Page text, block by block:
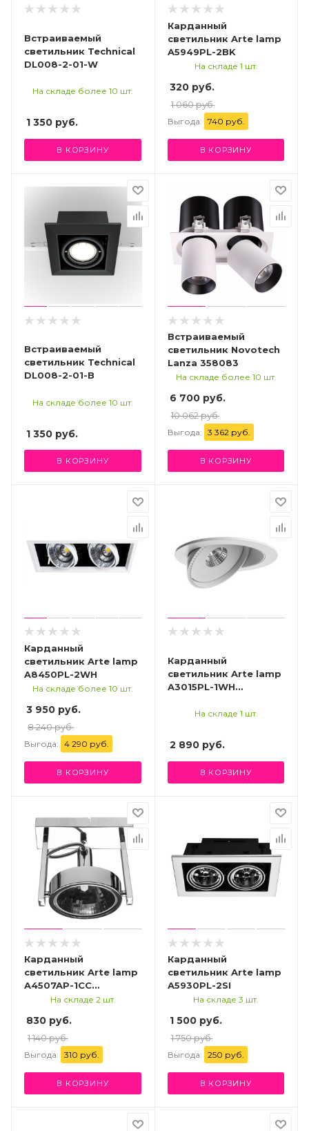
Встраиваемый
светильник Technical
DL008-2-01-W
На складе более 10 шт.
1 350 руб.
В КОРЗИНУ
Карданный
светильник Arte lamp
A5949PL-2BK
На складе 1 шт.
320 руб.
1 060 руб.
Выгода: 740 руб.
В КОРЗИНУ
Встраиваемый
светильник Technical
DL008-2-01-B
На складе более 10 шт.
1 350 руб.
В КОРЗИНУ
Встраиваемый
светильник Novotech
Lanza 358083
На складе более 10 шт.
6 700 руб.
10 062 руб.
Выгода: 3 362 руб.
В КОРЗИНУ
Карданный
светильник Arte lamp
A8450PL-2WH
На складе более 10 шт.
3 950 руб.
8 240 руб.
Выгода: 4 290 руб.
В КОРЗИНУ
Карданный
светильник Arte lamp
A3015PL-1WH
ПОТОЛОЧНЫЙ
На складе 1 шт.
2 890руб.
В КОРЗИНУ
Карданный
светильник Arte lamp
A4507AP-1CC
СВЕТИЛЬНИК
На складе 2 шт.
830 руб.
1 140 руб.
Выгода: 310 руб.
В КОРЗИНУ
Карданный
светильник Arte lamp
A5930PL-2SI
На складе 3 шт.
1 500 руб.
1 750 руб.
Выгода: 250 руб.
В КОРЗИНУ